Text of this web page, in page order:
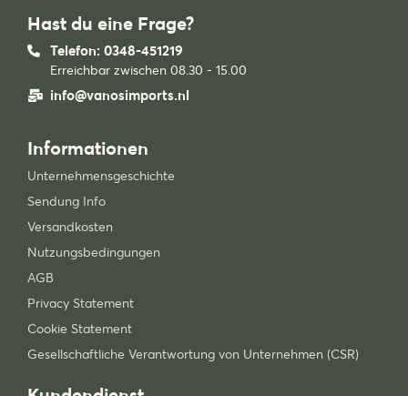
Hast du eine Frage?
Telefon: 0348-451219
Erreichbar zwischen 08.30 - 15.00
info@vanosimports.nl
Informationen
Unternehmensgeschichte
Sendung Info
Versandkosten
Nutzungsbedingungen
AGB
Privacy Statement
Cookie Statement
Gesellschaftliche Verantwortung von Unternehmen (CSR)